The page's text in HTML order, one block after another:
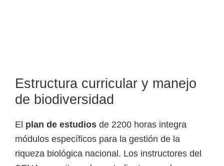
Estructura curricular y manejo
de biodiversidad
El plan de estudios de 2200 horas integra
módulos específicos para la gestión de la
riqueza biológica nacional. Los instructores del